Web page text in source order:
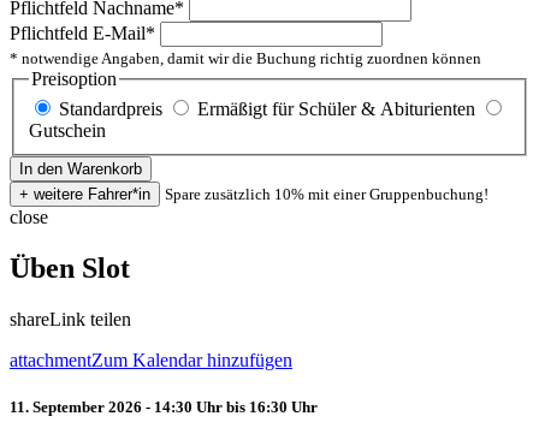
Pflichtfeld Nachname*
Pflichtfeld E-Mail*
* notwendige Angaben, damit wir die Buchung richtig zuordnen können
Preisoption
Standardpreis
Ermäßigt für Schüler & Abiturienten
Gutschein
Spare zusätzlich 10% mit einer Gruppenbuchung!
close
Üben Slot
shareLink teilen
attachmentZum Kalendar hinzufügen
11. September 2026 - 14:30 Uhr bis 16:30 Uhr